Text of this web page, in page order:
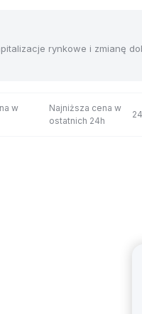
rynkowe i zmianę
w
Najniższa cena w
ostatnich 24h